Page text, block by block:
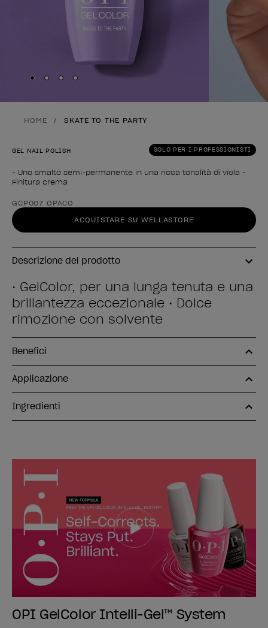
Skip to slide
Skip to slide
Skip to slide
Skip to slide
HOME SKATE TO THE PARTY
SOLO PER I PROFESSIONISTI
GEL NAIL POLISH
- Uno smalto semi-permanente in una ricca tonalità di viola -
Finitura crema
Forma del prodotto
GCP007 OPACO
ACQUISTARE SU WELLASTORE
Descrizione del prodotto
• GelColor, per una lunga tenuta e una
brillantezza eccezionale • Dolce
rimozione con solvente
Benefici
Applicazione
Ingredienti
OPI GelColor Intelli-Gel™ System